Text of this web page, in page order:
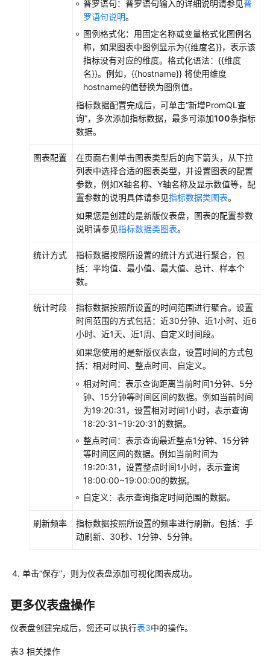
用
域）
品
介
的
全
景
监
概
普罗语句：普罗语句输入的详细说明请参见普
罗语句说明。
图例格式化：用固定名称或变量格式化图例名
称，如果图表中图例显示为{{维度名}}，表示该
指标没有对应的维度。格式化语法：{{维度
名}}。例如，{{hostname}} 将使用维度
hostname的值替换为图例值。
指标数据配置完成后，可单击“新增PromQL查
询”，多次添加指标数据，最多可添加100条指标
数据。
图表配置
在页面右侧单击图表类型后的向下箭头，从下拉
列表中选择合适的图表类型，并设置图表的配置
参数，例如X轴名称、Y轴名称及显示数值等，配
置参数的说明具体请参见指标数据类图表。
如果您是创建的是新版仪表盘，图表的配置参数
说明请参见指标数据类图表。
统计方式
指标数据按照所设置的统计方式进行聚合，包
括：平均值、最小值、最大值、总计、样本个
数。
统计时段
指标数据按照所设置的时间范围进行聚合。设置
时间范围的方式包括：近30分钟、近1小时、近6
小时、近1天、近1周、自定义时间段。
如果您使用的是新版仪表盘，设置时间的方式包
括：相对时间、整点时间、自定义。
相对时间：表示查询距离当前时间1分钟、5分
钟、15分钟等时间区间的数据。例如当前时间
为19:20:31，设置相对时间1小时，表示查询
18:20:31~19:20:31的数据。
整点时间：表示查询最近整点1分钟、15分钟
等时间区间的数据。例如当前时间为
19:20:31，设置整点时间1小时，表示查询
18:00:00~19:00:00的数据。
自定义：表示查询指定时间范围的数据。
刷新频率
指标数据按照所设置的频率进行刷新。包括：手
动刷新、30秒、1分钟、5分钟。
单击“保存”，则为仪表盘添加可视化图表成功。
更多仪表盘操作
仪表盘创建完成后，您还可以执行表3中的操作。
表3 相关操作